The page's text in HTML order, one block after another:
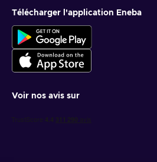
Télécharger l'application Eneba
Voir nos avis sur